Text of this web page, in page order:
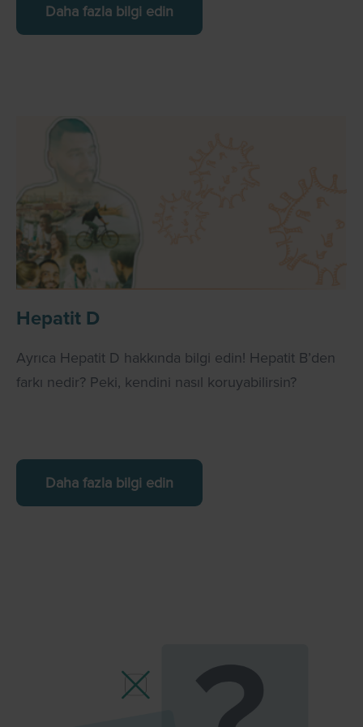
Daha fazla bilgi edin
Hepatit D
Ayrıca Hepatit D hakkında bilgi edin! Hepatit B’den
farkı nedir? Peki, kendini nasıl koruyabilirsin?
Daha fazla bilgi edin